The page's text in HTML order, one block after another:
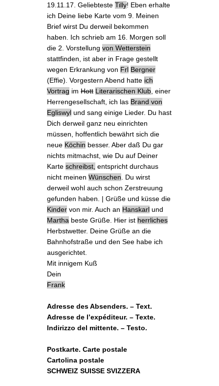
19.11.17. GeliebtesteTilly! Eben erhalte
ich Deine liebe Karte vom 9. Meinen
Brief wirst Du derweil bekommen
haben. Ich schrieb am 16. Morgen soll
die 2. VorstellungvonWetterstein
stattfinden, ist aber in Frage gestellt
wegen Erkrankung von Frl Bergner
(Effie).Vorgestern Abend hatte ich
Vortrag imHott Literarischen Klub , einer
Herrengesellschaft, ich las Brand von
Egliswyl undsang einige Lieder. Du hast
Dich derweil ganz neu einrichten
müssen, hoffentlich bewährt sich die
neue Köchin besser. Aber daß Du gar
nichts mitmachst, wie Du auf Deiner
Karteschreibst, entspricht durchaus
nicht meinenWünschen . Du wirst
derweil wohl auch schon Zerstreuung
gefunden haben. | Grüße und küsse die
Kinder von mir. Auch an Hanskarl und
Martha beste Grüße. Hier ist herrliches
Herbstwetter. DeineGrüße an die
Bahnhofstraße und den See habe ich
ausgerichtet.
Mit innigem Kuß
Dein
Frank
Adresse des Absenders. – Text.
Adresse de l’expéditeur. – Texte.
Indirizzo del mittente. – Testo.
Postkarte. Carte postale
Cartolina postale
SCHWEIZ SUISSE SVIZZERA